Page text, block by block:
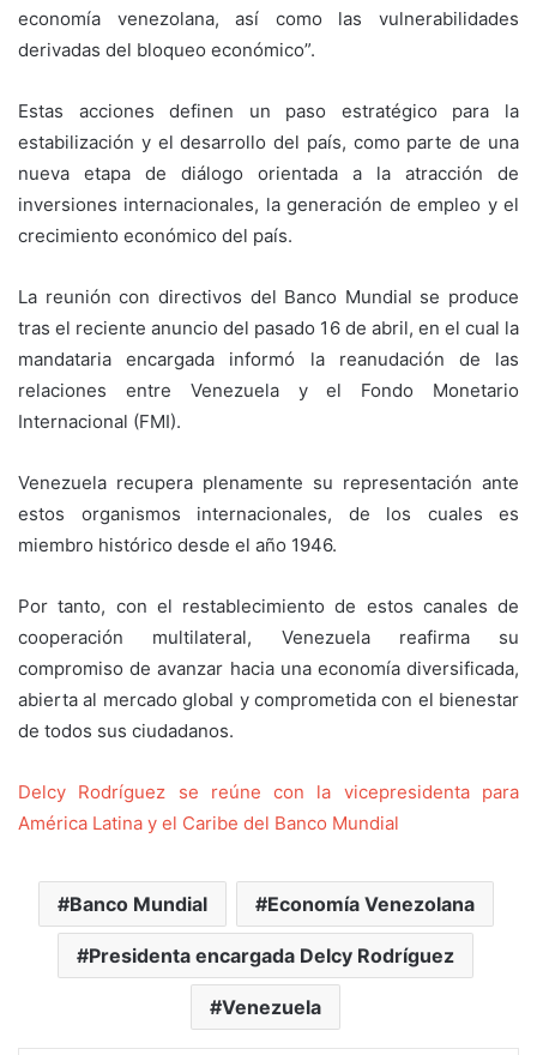
economía venezolana, así como las vulnerabilidades
derivadas del bloqueo económico”.
Estas acciones definen un paso estratégico para la
estabilización y el desarrollo del país, como parte de una
nueva etapa de diálogo orientada a la atracción de
inversiones internacionales, la generación de empleo y el
crecimiento económico del país.
La reunión con directivos del Banco Mundial se produce
tras el reciente anuncio del pasado 16 de abril, en el cual la
mandataria encargada informó la reanudación de las
relaciones entre Venezuela y el Fondo Monetario
Internacional (FMI).
Venezuela recupera plenamente su representación ante
estos organismos internacionales, de los cuales es
miembro histórico desde el año 1946.
Por tanto, con el restablecimiento de estos canales de
cooperación multilateral, Venezuela reafirma su
compromiso de avanzar hacia una economía diversificada,
abierta al mercado global y comprometida con el bienestar
de todos sus ciudadanos.
Delcy Rodríguez se reúne con la vicepresidenta para
América Latina y el Caribe del Banco Mundial
Banco Mundial Economía Venezolana
Presidenta encargada Delcy Rodríguez
Venezuela